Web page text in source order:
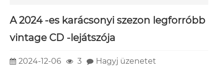
A 2024 -es karácsonyi szezon legforróbb
vintage CD -lejátszója
2024-12-06 3
Hagyj üzenetet